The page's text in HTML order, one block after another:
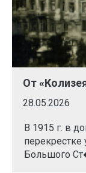
От
28.05.2026
В 1915 г. в
Большого